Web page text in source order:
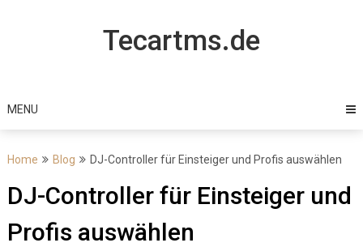
Tecartms.de
MENU
Home Blog DJ-Controller für Einsteiger und Profis auswählen
DJ-Controller für Einsteiger und
Profis auswählen